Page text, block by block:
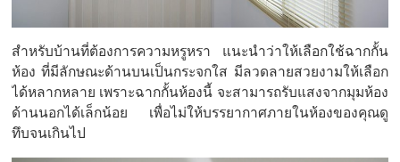
สำหรับบ้านที่ต้องการความหรูหรา แนะนำว่าให้เลือกใช้ฉากกั้น
ห้อง ที่มีลักษณะด้านบนเป็นกระจกใส มีลวดลายสวยงามให้เลือก
ได้หลากหลาย เพราะฉากกั้นห้องนี้ จะสามารถรับแสงจากมุมห้อง
ด้านนอกได้เล็กน้อย เพื่อไม่ให้บรรยากาศภายในห้องของคุณดู
ทึบจนเกินไป